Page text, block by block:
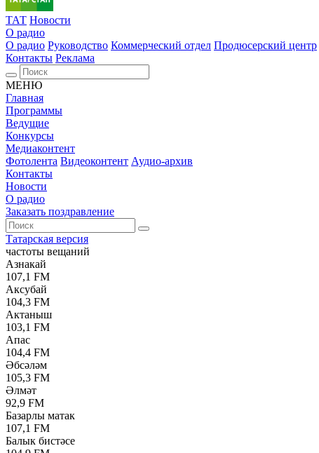
ТАТ Новости
О радио
О радио Руководство Коммерческий отдел Продюсерский центр
Контакты Реклама
МЕНЮ
Главная
Программы
Ведущие
Конкурсы
Медиаконтент
Фотолента Видеоконтент Аудио-архив
Контакты
Новости
О радио
Заказать поздравление
Татарская версия
частоты вещаний
Азнакай
107,1 FM
Аксубай
104,3 FM
Актаныш
103,1 FM
Апас
104,4 FM
Әбсәләм
105,3 FM
Әлмәт
92,9 FM
Базарлы матак
107,1 FM
Балык бистәсе